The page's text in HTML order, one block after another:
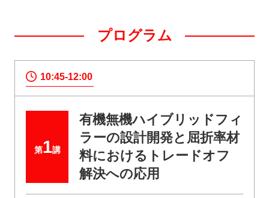
プログラム
10:45-12:00
第1講
有機無機ハイブリッドフィ
ラーの設計開発と屈折率材
料におけるトレードオフ
解決への応用